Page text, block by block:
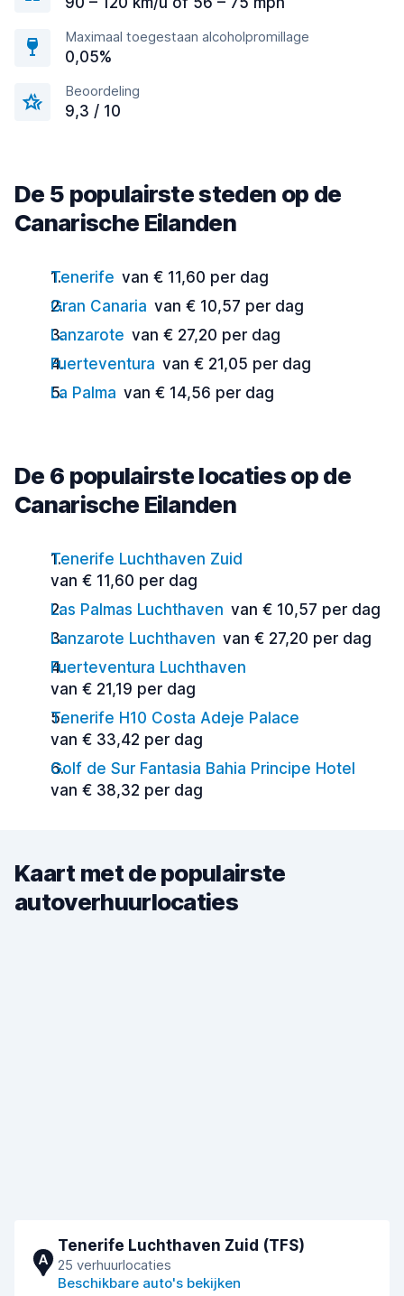
Maximaal toegestaan alcoholpromillage
0,05%
Beoordeling
9,3 / 10
De 5 populairste steden op de
Canarische Eilanden
Tenerife van € 11,60 per dag
Gran Canaria van € 10,57 per dag
Lanzarote van € 27,20 per dag
Fuerteventura van € 21,05 per dag
La Palma van € 14,56 per dag
De 6 populairste locaties op de
Canarische Eilanden
Tenerife Luchthaven Zuid
van € 11,60 per dag
Las Palmas Luchthaven van € 10,57 per dag
Lanzarote Luchthaven van € 27,20 per dag
Fuerteventura Luchthaven
van € 21,19 per dag
Tenerife H10 Costa Adeje Palace
van € 33,42 per dag
Golf de Sur Fantasia Bahia Principe Hotel
van € 38,32 per dag
Kaart met de populairste
autoverhuurlocaties
A
Tenerife Luchthaven Zuid (TFS)
25 verhuurlocaties
Beschikbare auto's bekijken